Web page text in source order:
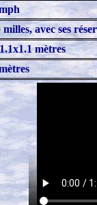
milles, avec ses
mètres